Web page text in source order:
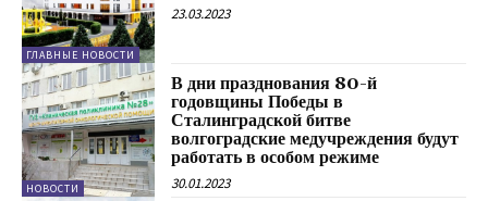
ГЛАВНЫЕ НОВОСТИ
23.03.2023
НОВОСТИ
В дни празднования 80-й
годовщины Победы в
Сталинградской битве
волгоградские медучреждения будут
работать в особом режиме
30.01.2023